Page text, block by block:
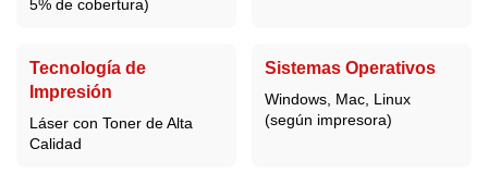
5% de cobertura)
Tecnología de
Impresión
Láser con Toner de Alta
Calidad
Sistemas Operativos
Windows, Mac, Linux
(según impresora)